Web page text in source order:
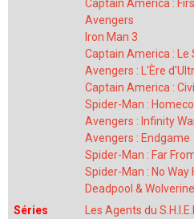
Captain America :
Avengers
Iron Man 3
Captain America : Le
Avengers : L'Ère
Captain America :
Spider-Man :
Avengers : Infinity
Avengers : Endgame
Spider-Man : Far
Spider-Man : No Way
Deadpool & Wolverine
Séries
Les Agents du